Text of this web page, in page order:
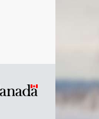
Symbole